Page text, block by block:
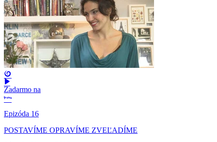
Zadarmo na
Epizóda 16
POSTAVÍME OPRAVÍME ZVEĽADÍME